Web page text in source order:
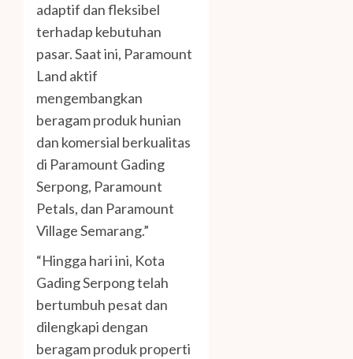
adaptif dan fleksibel
terhadap kebutuhan
pasar. Saat ini, Paramount
Land aktif
mengembangkan
beragam produk hunian
dan komersial berkualitas
di Paramount Gading
Serpong, Paramount
Petals, dan Paramount
Village Semarang.”
“Hingga hari ini, Kota
Gading Serpong telah
bertumbuh pesat dan
dilengkapi dengan
beragam produk properti